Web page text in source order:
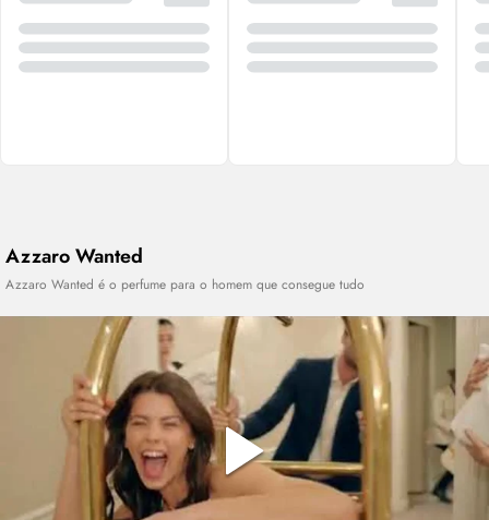
Azzaro Wanted
Azzaro Wanted é o perfume para o homem que consegue tudo